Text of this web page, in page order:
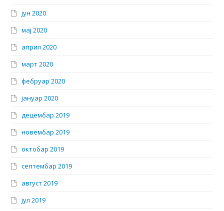
јун 2020
мај 2020
април 2020
март 2020
фебруар 2020
јануар 2020
децембар 2019
новембар 2019
октобар 2019
септембар 2019
август 2019
јул 2019